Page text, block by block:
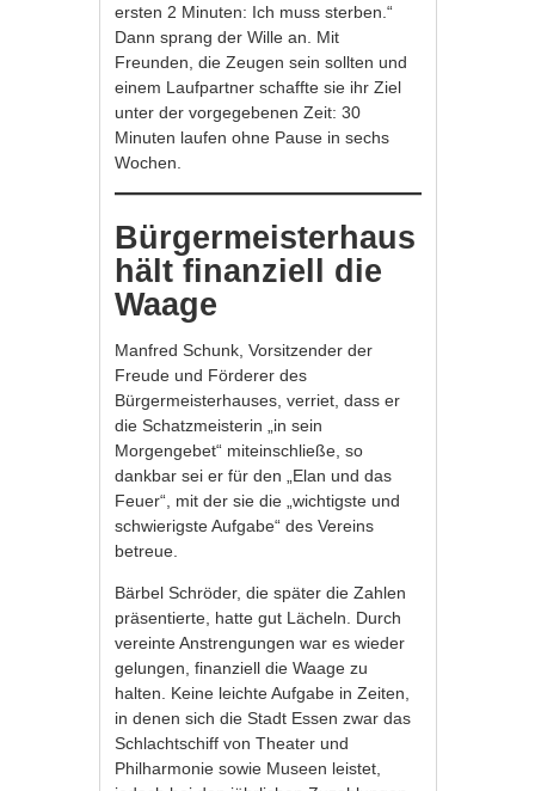
ersten 2 Minuten: Ich muss sterben.“
Dann sprang der Wille an. Mit
Freunden, die Zeugen sein sollten und
einem Laufpartner schaffte sie ihr Ziel
unter der vorgegebenen Zeit: 30
Minuten laufen ohne Pause in sechs
Wochen.
Bürgermeisterhaus
hält finanziell die
Waage
Manfred Schunk, Vorsitzender der
Freude und Förderer des
Bürgermeisterhauses, verriet, dass er
die Schatzmeisterin „in sein
Morgengebet“ miteinschließe, so
dankbar sei er für den „Elan und das
Feuer“, mit der sie die „wichtigste und
schwierigste Aufgabe“ des Vereins
betreue.
Bärbel Schröder, die später die Zahlen
präsentierte, hatte gut Lächeln. Durch
vereinte Anstrengungen war es wieder
gelungen, finanziell die Waage zu
halten. Keine leichte Aufgabe in Zeiten,
in denen sich die Stadt Essen zwar das
Schlachtschiff von Theater und
Philharmonie sowie Museen leistet,